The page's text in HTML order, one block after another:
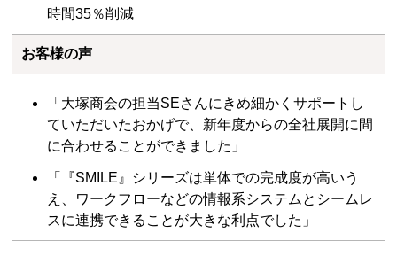
時間35％削減
お客様の声
「大塚商会の担当SEさんにきめ細かくサポートし
ていただいたおかげで、新年度からの全社展開に間
に合わせることができました」
「『SMILE』シリーズは単体での完成度が高いう
え、ワークフローなどの情報系システムとシームレ
スに連携できることが大きな利点でした」